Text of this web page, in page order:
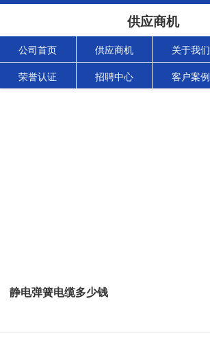
供应商机
公司首页 供应商机 关于我们
荣誉认证 招聘中心 客户案例
静电弹簧电缆多少钱